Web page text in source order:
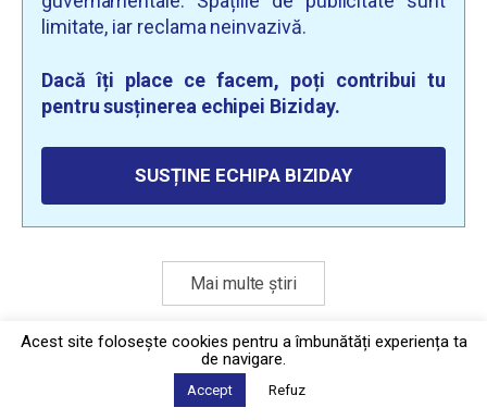
limitate, iar reclama neinvazivă.
Dacă îți place ce facem, poți contribui tu
pentru susținerea echipei Biziday.
SUSȚINE ECHIPA BIZIDAY
Mai multe știri
Politica de confidențialitate
2026 © Biziday
Acest site foloseşte cookies pentru a îmbunătăți experiența ta
de navigare.
Accept Refuz